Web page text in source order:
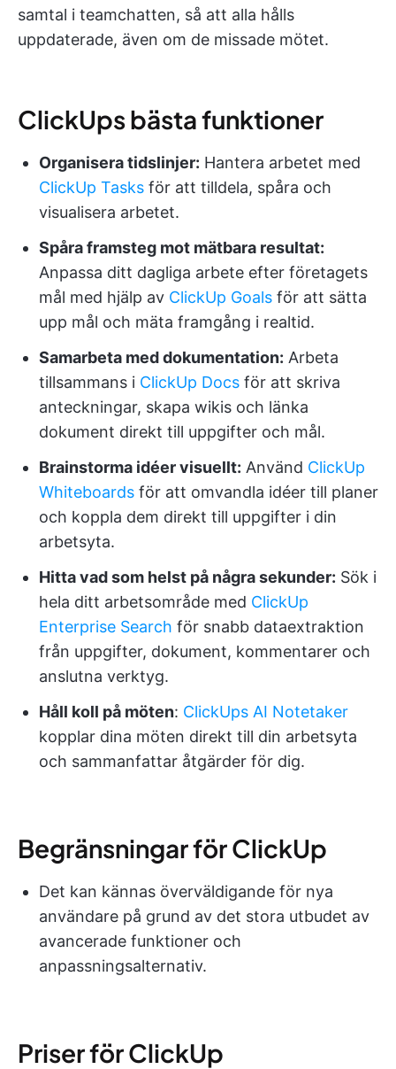
samtal i teamchatten, så att alla hålls
uppdaterade, även om de missade mötet.
ClickUps bästa funktioner
Organisera tidslinjer: Hantera arbetet med
ClickUp Tasks för att tilldela, spåra och
visualisera arbetet.
Spåra framsteg mot mätbara resultat:
Anpassa ditt dagliga arbete efter företagets
mål med hjälp av ClickUp Goals för att sätta
upp mål och mäta framgång i realtid.
Samarbeta med dokumentation: Arbeta
tillsammans i ClickUp Docs för att skriva
anteckningar, skapa wikis och länka
dokument direkt till uppgifter och mål.
Brainstorma idéer visuellt: Använd ClickUp
Whiteboards för att omvandla idéer till planer
och koppla dem direkt till uppgifter i din
arbetsyta.
Hitta vad som helst på några sekunder: Sök i
hela ditt arbetsområde med ClickUp
Enterprise Search för snabb dataextraktion
från uppgifter, dokument, kommentarer och
anslutna verktyg.
Håll koll på möten: ClickUps AI Notetaker
kopplar dina möten direkt till din arbetsyta
och sammanfattar åtgärder för dig.
Begränsningar för ClickUp
Det kan kännas överväldigande för nya
användare på grund av det stora utbudet av
avancerade funktioner och
anpassningsalternativ.
Priser för ClickUp